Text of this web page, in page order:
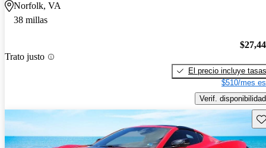
Norfolk, VA
38 millas
Trato justo
El precio incluye tasas
$510/mes
Verif. disponibilidad